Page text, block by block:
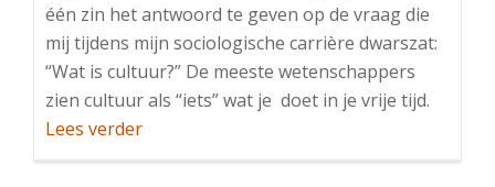
één zin het antwoord te geven op de vraag die
mij tijdens mijn sociologische carrière dwarszat:
“Wat is cultuur?” De meeste wetenschappers
zien cultuur als “iets” wat je doet in je vrije tijd.
Lees verderOverColumn: